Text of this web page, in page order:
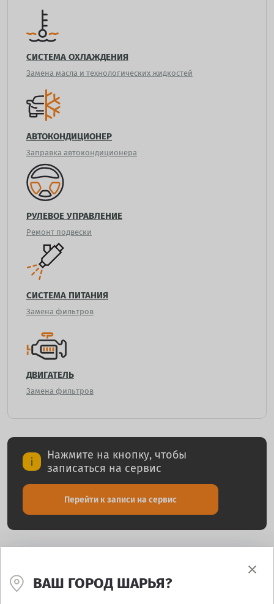
СИСТЕМА ОХЛАЖДЕНИЯ
Замена масла и технологических жидкостей
АВТОКОНДИЦИОНЕР
Заправка автокондиционера
РУЛЕВОЕ УПРАВЛЕНИЕ
Ремонт подвески
СИСТЕМА ПИТАНИЯ
Замена фильтров
ДВИГАТЕЛЬ
Замена фильтров
Нажмите на кнопку, чтобы
записаться на сервис
Перейти к записи на сервис
ВАШ ГОРОД ШАРЬЯ?